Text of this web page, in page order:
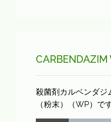
CARBENDAZIM
殺菌剤カルベンダジ
（粉末）（WP）です